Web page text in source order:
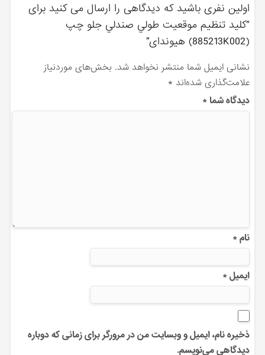
اولین نفری باشید که دیدگاهی را ارسال می کنید برای
“كليد تنظيم موقعيت طولي صندلي جلو چپ
(885213K002) هیوندای”
نشانی ایمیل شما منتشر نخواهد شد. بخش‌های موردنیاز
علامت‌گذاری شده‌اند *
دیدگاه شما*
نام*
ایمیل*
ذخیره نام، ایمیل و وبسایت من در مرورگر برای زمانی که دوباره
دیدگاهی می‌نویسم.